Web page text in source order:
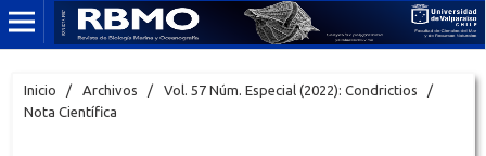
Inicio / Archivos / Vol. 57 Núm. Especial (2022): Condrictios
/
Nota Científica